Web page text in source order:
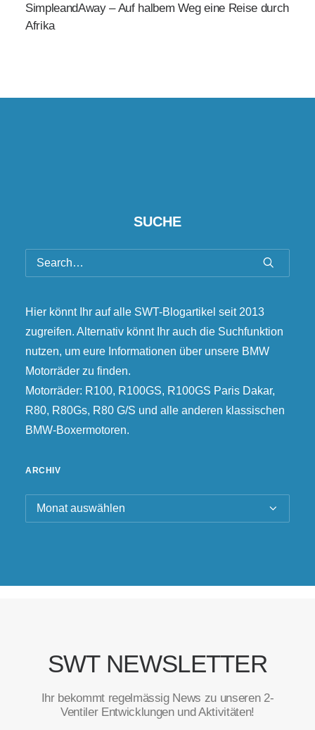
SimpleandAway – Auf halbem Weg eine Reise durch
Afrika
SUCHE
Hier könnt Ihr auf alle SWT-Blogartikel seit 2013
zugreifen. Alternativ könnt Ihr auch die Suchfunktion
nutzen, um eure Informationen über unsere BMW
Motorräder zu finden.
Motorräder: R100, R100GS, R100GS Paris Dakar,
R80, R80Gs, R80 G/S und alle anderen klassischen
BMW-Boxermotoren.
ARCHIV
Archiv
SWT NEWSLETTER
Ihr bekommt regelmässig News zu unseren 2-
Ventiler Entwicklungen und Aktivitäten!